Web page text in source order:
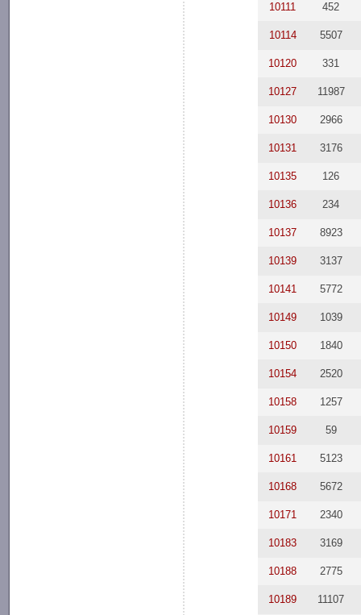
10111 452
10114 5507
10120 331
10127 11987
10130 2966
10131 3176
10135 126
10136 234
10137 8923
10139 3137
10141 5772
10149 1039
10150 1840
10154 2520
10158 1257
10159 59
10161 5123
10168 5672
10171 2340
10183 3169
10188 2775
10189 11107